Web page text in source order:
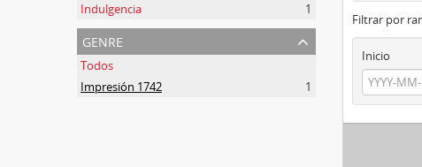
Indulgencia
1
genre
Todos
Impresión 1742
1
Filtrar por
Inicio